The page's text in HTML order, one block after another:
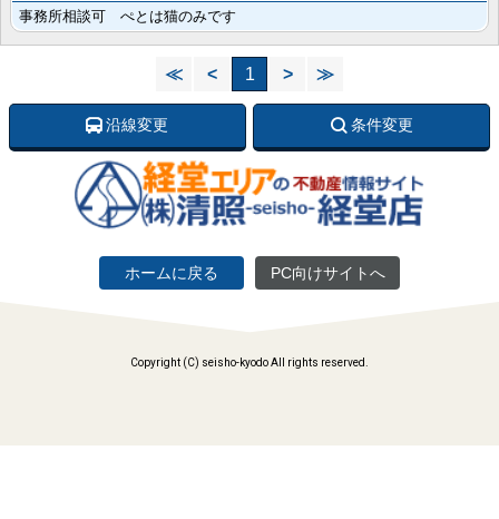
事務所相談可 ぺとは猫のみです
≪ < 1 > ≫
沿線変更 条件変更
ホームに戻る PC向けサイトへ
Copyright (C) seisho-kyodo All rights reserved.